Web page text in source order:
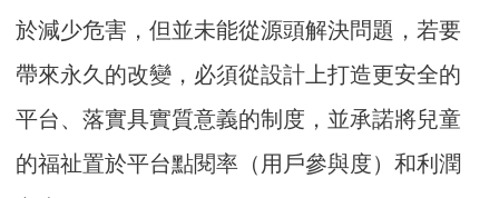
於減少危害，但並未能從源頭解決問題，若要
帶來永久的改變，必須從設計上打造更安全的
平台、落實具實質意義的制度，並承諾將兒童
的福祉置於平台點閱率（用戶參與度）和利潤